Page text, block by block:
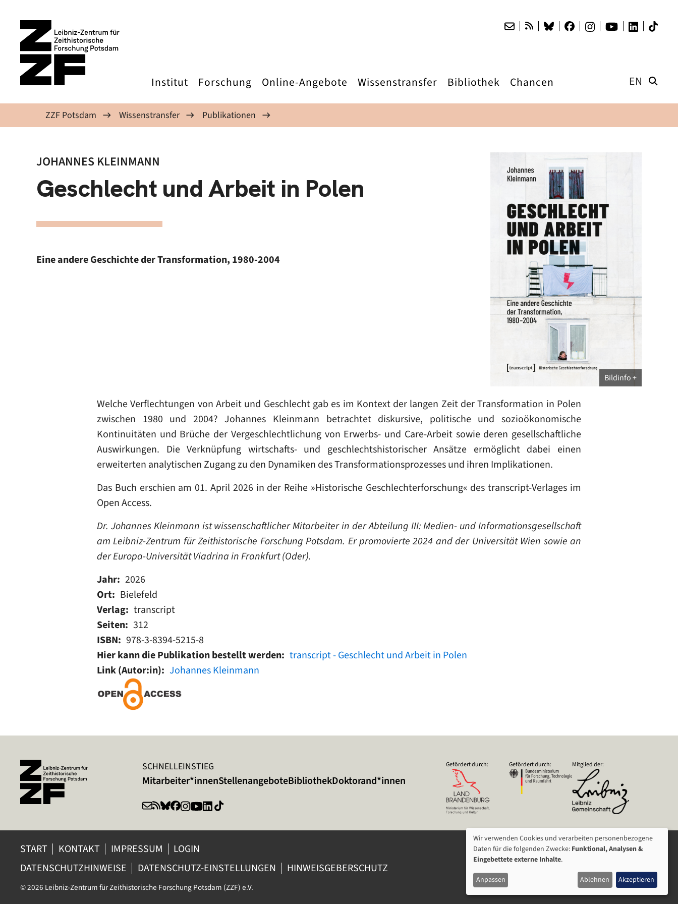
Institut Forschung Online-Angebote Wissenstransfer Bibliothek Chancen EN
ZZF Potsdam Wissenstransfer Publikationen
JOHANNES KLEINMANN
Geschlecht und Arbeit in Polen
Eine andere Geschichte der Transformation, 1980-2004
Bildinfo
Welche Verflechtungen von Arbeit und Geschlecht gab es im Kontext der langen Zeit der Transformation in Polen
zwischen 1980 und 2004? Johannes Kleinmann betrachtet diskursive, politische und sozioökonomische
Kontinuitäten und Brüche der Vergeschlechtlichung von Erwerbs- und Care-Arbeit sowie deren gesellschaftliche
Auswirkungen. Die Verknüpfung wirtschafts- und geschlechtshistorischer Ansätze ermöglicht dabei einen
erweiterten analytischen Zugang zu den Dynamiken des Transformationsprozesses und ihren Implikationen.
Das Buch erschien am 01. April 2026 in der Reihe »Historische Geschlechterforschung« des transcript-Verlages im
Open Access.
Dr. Johannes Kleinmann ist wissenschaftlicher Mitarbeiter in der Abteilung III: Medien- und Informationsgesellschaft
am Leibniz-Zentrum für Zeithistorische Forschung Potsdam. Er promovierte 2024 and der Universität Wien sowie an
der Europa-Universität Viadrina in Frankfurt (Oder).
Jahr 2026
Ort
Bielefeld
Verlag transcript
Seiten 312
ISBN
978-3-8394-5215-8
Hier kann die Publikation bestellt werden transcript - Geschlecht und Arbeit in Polen
Link (Autor:in)
Johannes Kleinmann
SCHNELLEINSTIEG
Mitarbeiter*innenStellenangeboteBibliothekDoktorand*innen
Gefördert durch: Gefördert durch: Mitglied der:
START KONTAKT IMPRESSUM
LOGIN
DATENSCHUTZHINWEISE
DATENSCHUTZ-EINSTELLUNGEN HINWEISGEBERSCHUTZ
© 2026 Leibniz-Zentrum für Zeithistorische Forschung Potsdam (ZZF) e.V.
VERWENDUNG
VON
PERSONENBEZOGENEN
Wir verwenden Cookies und verarbeiten personenbezogene
Daten für die folgenden Zwecke: Funktional, Analysen &
Eingebettete externe Inhalte.
Anpassen Ablehnen Akzeptieren